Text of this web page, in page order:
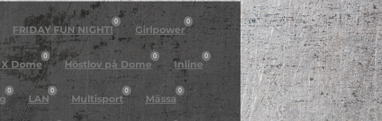
FRIDAY FUN NIGHT!
0
Girlpower
0
Dome
0
Höstlov på Dome
0
Inline
0
0
LAN
0
Multisport
0
Mässa
0